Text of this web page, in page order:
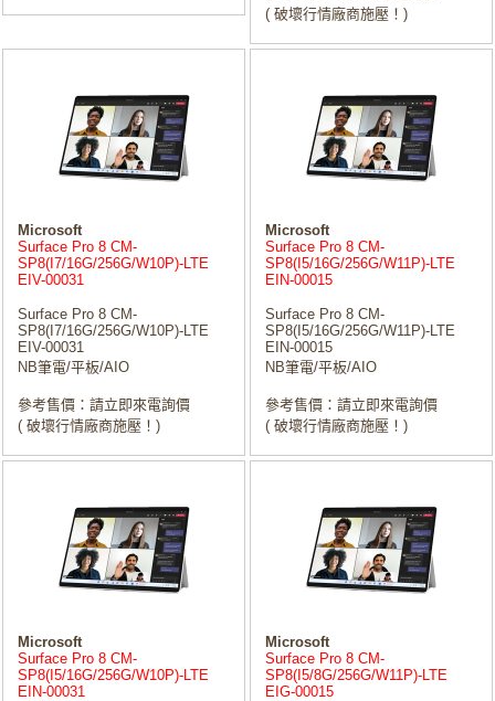
( 破壞行情廠商施壓！)
Microsoft
Surface Pro 8 CM-
SP8(I7/16G/256G/W10P)-LTE
EIV-00031
Surface Pro 8 CM-
SP8(I7/16G/256G/W10P)-LTE
EIV-00031
NB筆電/平板/AIO
參考售價：請立即來電詢價
( 破壞行情廠商施壓！)
Microsoft
Surface Pro 8 CM-
SP8(I5/16G/256G/W11P)-LTE
EIN-00015
Surface Pro 8 CM-
SP8(I5/16G/256G/W11P)-LTE
EIN-00015
NB筆電/平板/AIO
參考售價：請立即來電詢價
( 破壞行情廠商施壓！)
Microsoft
Surface Pro 8 CM-
SP8(I5/16G/256G/W10P)-LTE
EIN-00031
Microsoft
Surface Pro 8 CM-
SP8(I5/8G/256G/W11P)-LTE
EIG-00015